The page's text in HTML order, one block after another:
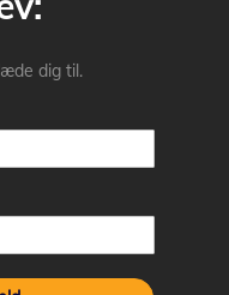
dig til.